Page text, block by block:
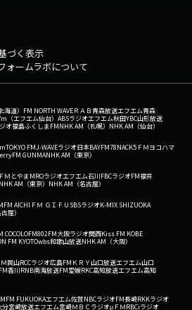
づく表示
ォームラボについて
道） FM NORTH WAVEＲＡＢ青森放送エフエム青森
（エフエム仙台） ABSラジオエフエム秋田YBC山形放送
オ福島ふくしまFMNHK AM（札幌） NHK AM（仙台）
TOKYO FMJ-WAVEラジオ日本BAYFM78NACK5 ＦＭヨコハマ
FM GUNMANHK AM（東京）
ＦＭとやまMROラジオエフエム石川FBCラジオFM福井
NHK AM（東京） NHK AM（名古屋）
FM AICHI ＦＭ ＧＩＦＵ SBSラジオK-MIX SHIZUOKA
屋）
COCOLOFM802FM大阪ラジオ関西Kiss FM KOBE
FM KYOTOwbs和歌山放送NHK AM（大阪）
Ｍ岡山RCCラジオ広島FM ＫＲＹ山口放送エフエム山口
FM香川RNB南海放送FM愛媛RKC高知放送エフエム高知
FM FUKUOKAエフエム佐賀NBCラジオFM長崎RKKラジオ
分宮崎放送エフエム宮崎ＭＢＣラジオμＦＭRBCiラジオ